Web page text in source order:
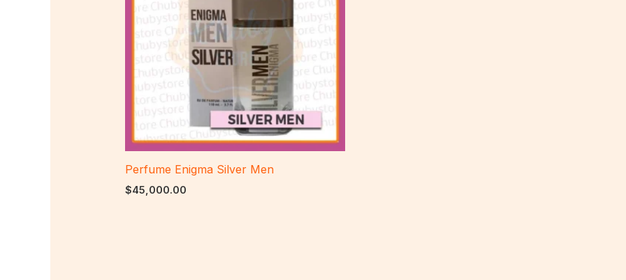
Perfume Enigma Silver Men
$45,000.00